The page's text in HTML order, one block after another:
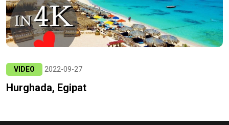
VIDEO 2022-09-27
Hurghada, Egipat